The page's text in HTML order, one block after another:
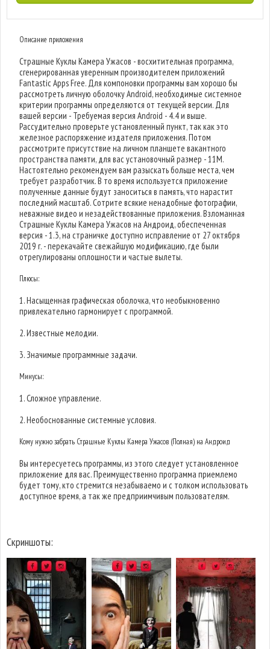
Описание приложения
Страшные Куклы Камера Ужасов - восхитительная программа,
сгенерированная уверенным производителем приложений
Fantastic Apps Free. Для компоновки программы вам хорошо бы
рассмотреть личную оболочку Android, необходимые системное
критерии программы определяются от текущей версии. Для
вашей версии - Требуемая версия Android - 4.4 и выше.
Рассудительно проверьте установленный пункт, так как это
железное распоряжение издателя приложения. Потом
рассмотрите присутствие на личном планшете вакантного
пространства памяти, для вас установочный размер - 11M.
Настоятельно рекомендуем вам разыскать больше места, чем
требует разработчик. В то время используется приложение
полученные данные будут заноситься в память, что нарастит
последний масштаб. Сотрите всякие ненадобные фотографии,
неважные видео и незадействованные приложения. Взломанная
Страшные Куклы Камера Ужасов на Андроид, обеспеченная
версия - 1.3, на страничке доступно исправление от 27 октября
2019 г. - перекачайте свежайшую модификацию, где были
отрегулированы оплошности и частые вылеты.
Плюсы:
1. Насыщенная графическая оболочка, что необыкновенно
привлекательно гармонирует с программой.
2. Известные мелодии.
3. Значимые программные задачи.
Минусы:
1. Сложное управление.
2. Необоснованные системные условия.
Кому нужно забрать Страшные Куклы Камера Ужасов (Полная) на Андроид
Вы интересуетесь программы, из этого следует установленное
приложение для вас. Преимущественно программа приемлемо
будет тому, кто стремится незабываемо и с толком использовать
доступное время, а так же предприимчивым пользователям.
Скриншоты: